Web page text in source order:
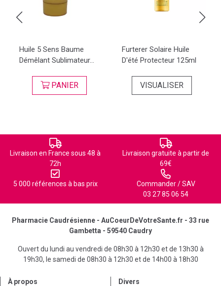
Huile 5 Sens Baume
Démêlant Sublimateur...
PANIER
Furterer Solaire Huile
D'été Protecteur 125ml
VISUALISER
Livraison en France sous 48 à
72h
Livraison gratuite à partir de
69€
5 000 références à bas prix
Commander / SAV
03 27 85 06 54
Pharmacie Caudrésienne - AuCoeurDeVotreSante.fr - 33 rue
Gambetta - 59540 Caudry
Ouvert du lundi au vendredi de 08h30 à 12h30 et de 13h30 à
19h30, le samedi de 08h30 à 12h30 et de 14h00 à 18h30
À propos Divers